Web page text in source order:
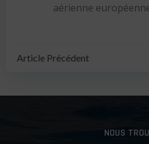
aérienne
Navigation
de
Article Précédent
NOUS